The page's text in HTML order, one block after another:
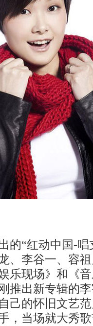
“红动中国-唱
、李谷一、容
乐现场》和《
推出新专辑的
己的怀旧文艺
，当场就大秀